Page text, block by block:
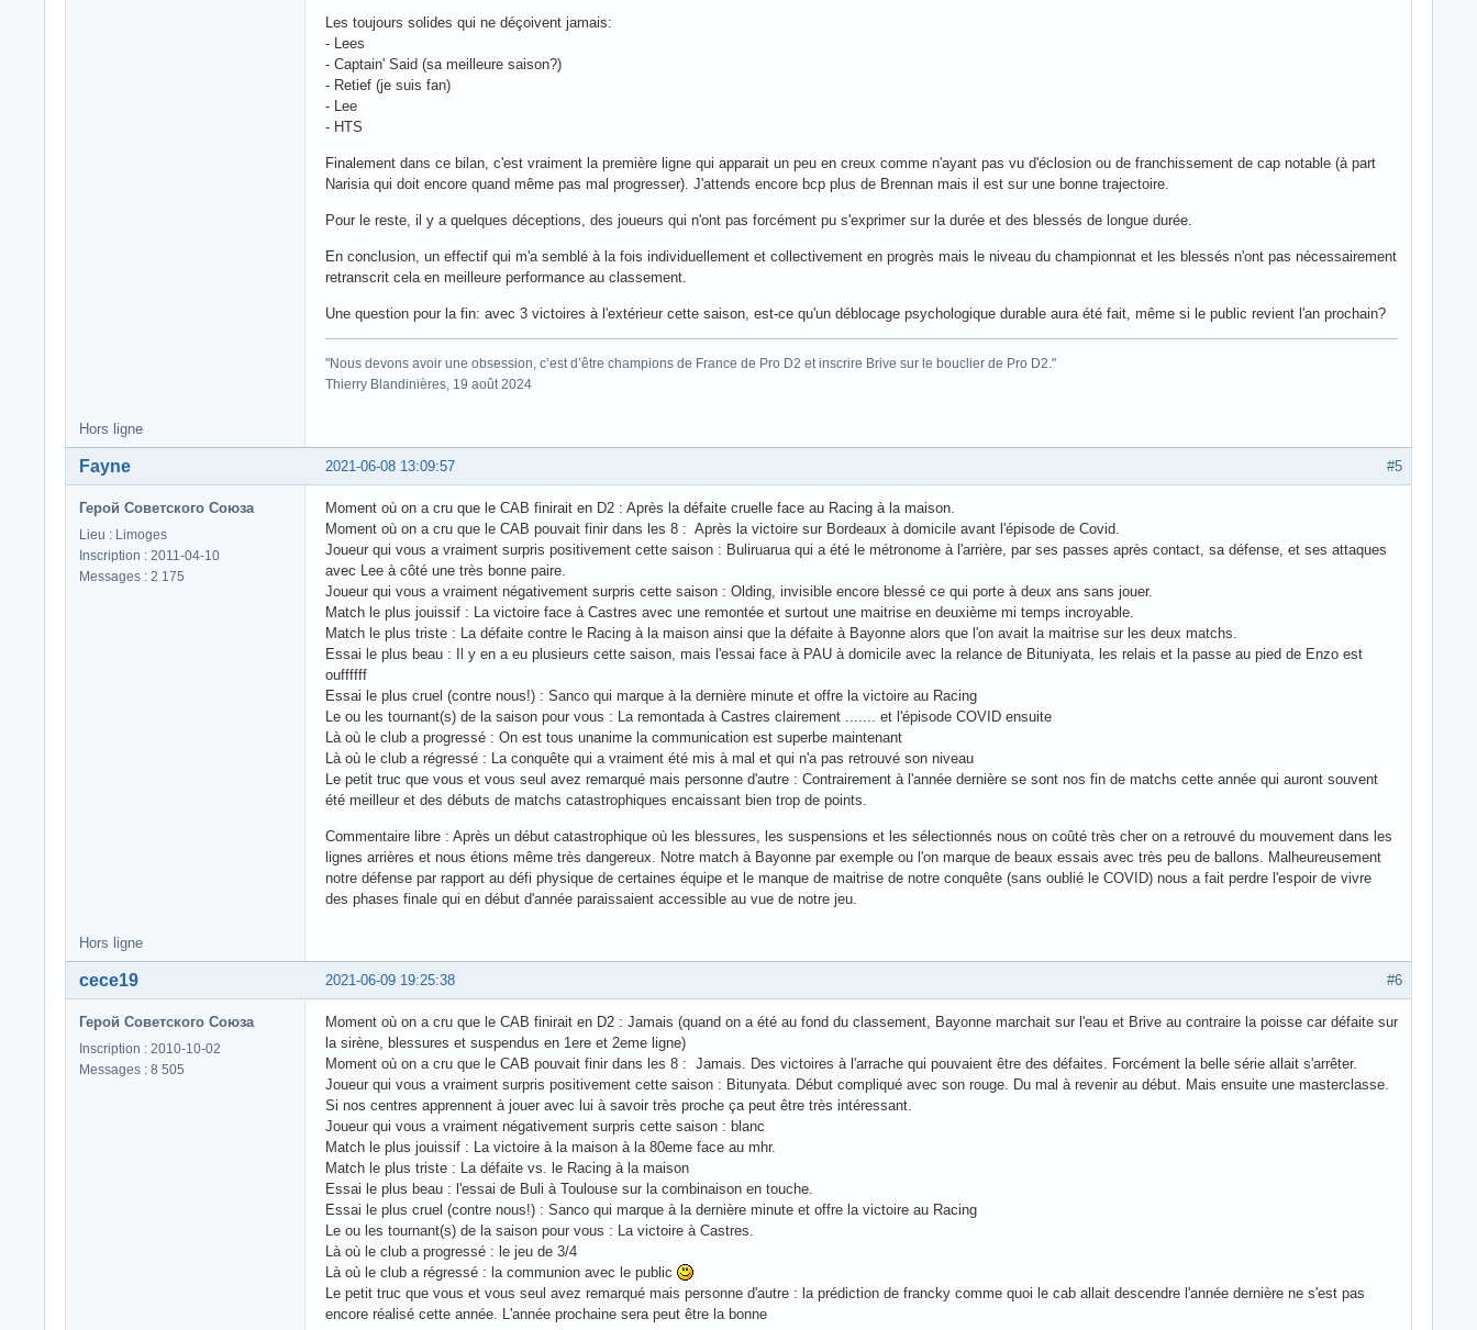
Les toujours solides qui ne déçoivent jamais:
- Lees
- Captain' Said (sa meilleure saison?)
- Retief (je suis fan)
- Lee
- HTS
Finalement dans ce bilan, c'est vraiment la première ligne qui apparait un peu en creux comme n'ayant pas vu d'éclosion ou de franchissement de cap notable (à part
Narisia qui doit encore quand même pas mal progresser). J'attends encore bcp plus de Brennan mais il est sur une bonne trajectoire.
Pour le reste, il y a quelques déceptions, des joueurs qui n'ont pas forcément pu s'exprimer sur la durée et des blessés de longue durée.
En conclusion, un effectif qui m'a semblé à la fois individuellement et collectivement en progrès mais le niveau du championnat et les blessés n'ont pas nécessairement
retranscrit cela en meilleure performance au classement.
Une question pour la fin: avec 3 victoires à l'extérieur cette saison, est-ce qu'un déblocage psychologique durable aura été fait, même si le public revient l'an prochain?
"Nous devons avoir une obsession, c’est d’être champions de France de Pro D2 et inscrire Brive sur le bouclier de Pro D2."
Thierry Blandinières, 19 août 2024
Hors ligne
#5
2021-06-08 13:09:57
Fayne
Герой Советского Союза
Lieu : Limoges
Inscription : 2011-04-10
Messages : 2 175
Moment où on a cru que le CAB finirait en D2 : Après la défaite cruelle face au Racing à la maison.
Moment où on a cru que le CAB pouvait finir dans les 8 : Après la victoire sur Bordeaux à domicile avant l'épisode de Covid.
Joueur qui vous a vraiment surpris positivement cette saison : Buliruarua qui a été le métronome à l'arrière, par ses passes après contact, sa défense, et ses attaques
avec Lee à côté une très bonne paire.
Joueur qui vous a vraiment négativement surpris cette saison : Olding, invisible encore blessé ce qui porte à deux ans sans jouer.
Match le plus jouissif : La victoire face à Castres avec une remontée et surtout une maitrise en deuxième mi temps incroyable.
Match le plus triste : La défaite contre le Racing à la maison ainsi que la défaite à Bayonne alors que l'on avait la maitrise sur les deux matchs.
Essai le plus beau : Il y en a eu plusieurs cette saison, mais l'essai face à PAU à domicile avec la relance de Bituniyata, les relais et la passe au pied de Enzo est
ouffffff
Essai le plus cruel (contre nous!) : Sanco qui marque à la dernière minute et offre la victoire au Racing
Le ou les tournant(s) de la saison pour vous : La remontada à Castres clairement ....... et l'épisode COVID ensuite
Là où le club a progressé : On est tous unanime la communication est superbe maintenant
Là où le club a régressé : La conquête qui a vraiment été mis à mal et qui n'a pas retrouvé son niveau
Le petit truc que vous et vous seul avez remarqué mais personne d'autre : Contrairement à l'année dernière se sont nos fin de matchs cette année qui auront souvent
été meilleur et des débuts de matchs catastrophiques encaissant bien trop de points.
Commentaire libre : Après un début catastrophique où les blessures, les suspensions et les sélectionnés nous on coûté très cher on a retrouvé du mouvement dans les
lignes arrières et nous étions même très dangereux. Notre match à Bayonne par exemple ou l'on marque de beaux essais avec très peu de ballons. Malheureusement
notre défense par rapport au défi physique de certaines équipe et le manque de maitrise de notre conquête (sans oublié le COVID) nous a fait perdre l'espoir de vivre
des phases finale qui en début d'année paraissaient accessible au vue de notre jeu.
Hors ligne
#6
2021-06-09 19:25:38
cece19
Герой Советского Союза
Inscription : 2010-10-02
Messages : 8 505
Moment où on a cru que le CAB finirait en D2 : Jamais (quand on a été au fond du classement, Bayonne marchait sur l'eau et Brive au contraire la poisse car défaite sur
la sirène, blessures et suspendus en 1ere et 2eme ligne)
Moment où on a cru que le CAB pouvait finir dans les 8 : Jamais. Des victoires à l'arrache qui pouvaient être des défaites. Forcément la belle série allait s'arrêter.
Joueur qui vous a vraiment surpris positivement cette saison : Bitunyata. Début compliqué avec son rouge. Du mal à revenir au début. Mais ensuite une masterclasse.
Si nos centres apprennent à jouer avec lui à savoir très proche ça peut être très intéressant.
Joueur qui vous a vraiment négativement surpris cette saison : blanc
Match le plus jouissif : La victoire à la maison à la 80eme face au mhr.
Match le plus triste : La défaite vs. le Racing à la maison
Essai le plus beau : l'essai de Buli à Toulouse sur la combinaison en touche.
Essai le plus cruel (contre nous!) : Sanco qui marque à la dernière minute et offre la victoire au Racing
Le ou les tournant(s) de la saison pour vous : La victoire à Castres.
Là où le club a progressé : le jeu de 3/4
Là où le club a régressé : la communion avec le public
Le petit truc que vous et vous seul avez remarqué mais personne d'autre : la prédiction de francky comme quoi le cab allait descendre l'année dernière ne s'est pas
encore réalisé cette année. L'année prochaine sera peut être la bonne